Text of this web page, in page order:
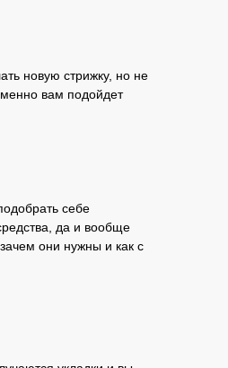
себе
да и вообще
они нужны и как с
новую стрижку, но не
вам подойдет